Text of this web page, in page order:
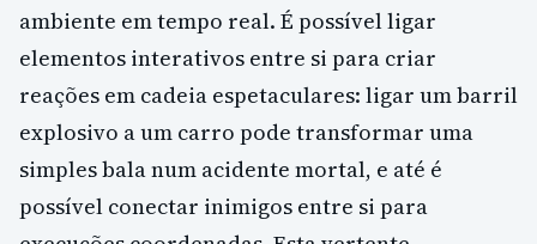
ambiente em tempo real. É possível ligar
elementos interativos entre si para criar
reações em cadeia espetaculares: ligar um barril
explosivo a um carro pode transformar uma
simples bala num acidente mortal, e até é
possível conectar inimigos entre si para